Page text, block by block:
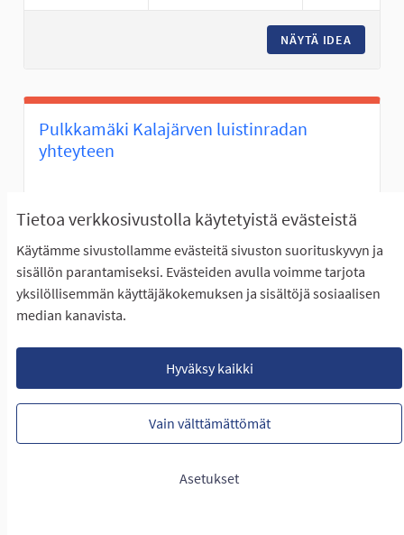
Tietoa verkkosivustolla käytetyistä evästeistä
Käytämme sivustollamme evästeitä sivuston suorituskyvyn ja
sisällön parantamiseksi. Evästeiden avulla voimme tarjota
yksilöllisemmän käyttäjäkokemuksen ja sisältöjä sosiaalisen
median kanavista.
Hyväksy kaikki
Vain välttämättömät
Asetukset
NÄYTÄ IDEA
Pulkkamäki Kalajärven luistinradan
yhteyteen
EI ETENE ÄÄNESTYKSEEN
Pulkkamäki Kalajärven tenniskentän sekä kodan
takanaolevalle metsäalueelle. Pulkkamäen ei...
Rajaa tulokset teeman mukaan: Eteläinen Seinäjoki
Eteläinen Seinäjoki
LUONTIAIKA
29.01.2023 PULKKAMÄKI KALAJÄRVEN